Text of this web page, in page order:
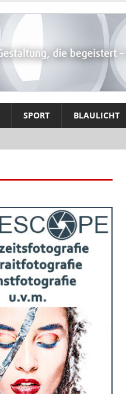
SPORT BLAULICHT